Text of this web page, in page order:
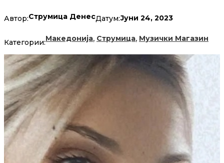
Автор:Струмица ДенесДатум:Јуни 24, 2023
Категории:Македонија, Струмица, Музички Магазин